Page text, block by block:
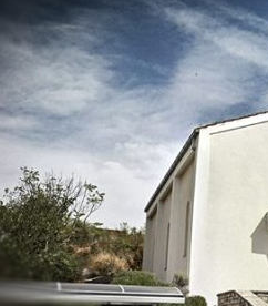
n
i
.
e
t